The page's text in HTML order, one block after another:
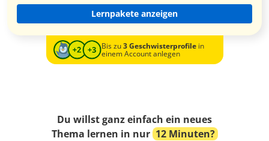
Lernpakete anzeigen
Bis zu3 Geschwisterprofilein
einem Account anlegen
Du willst ganz einfach ein neues
Thema lernen in nur 12 Minuten?